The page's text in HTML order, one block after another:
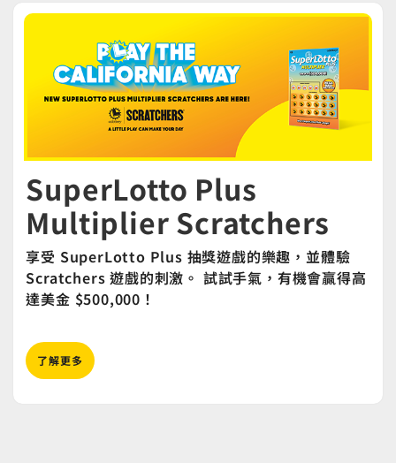
SuperLotto Plus
Multiplier Scratchers
享受 SuperLotto Plus 抽獎遊戲的樂趣，並體驗
Scratchers 遊戲的刺激。 試試手氣，有機會贏得高
達美金 $500,000！
了解更多